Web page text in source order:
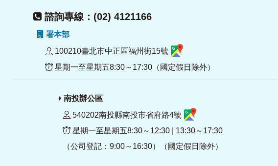
諮詢專線：(02) 4121166
署本部
100210臺北市中正區福州街15號
星期一至星期五8:30～17:30（國定假日除外）
南投辦公區
540202南投縣南投市省府路4號
星期一至星期五8:30～12:30 | 13:30～17:30
（公司登記：9:00～16:30）（國定假日除外）